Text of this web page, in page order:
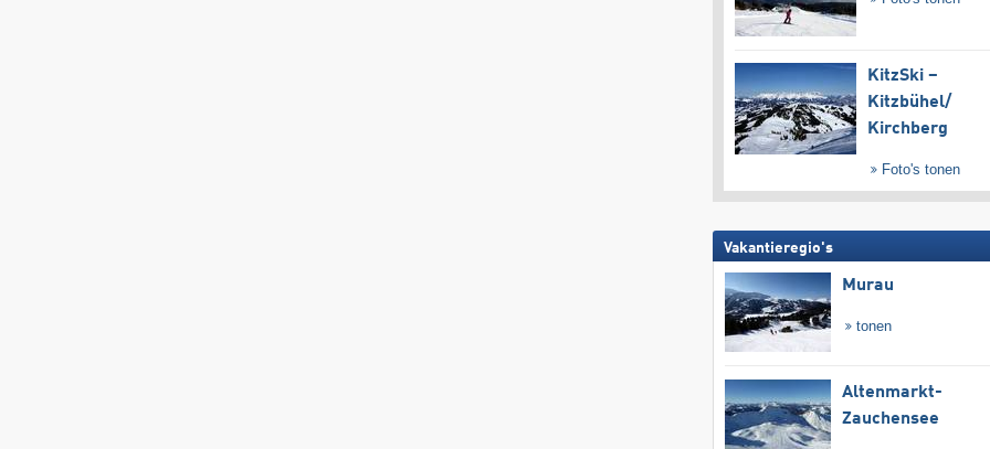
KitzSki –
Kitzbühel/​
Kirchberg
Foto's tonen
Vakantieregio's
Murau
tonen
Altenmarkt-
Zauchensee